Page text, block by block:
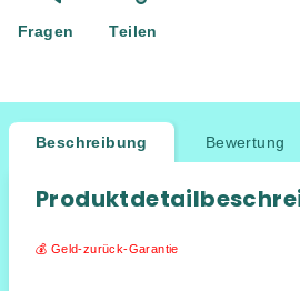
Fragen Teilen
Beschreibung Bewertung
💰 Geld-zurück-Garantie